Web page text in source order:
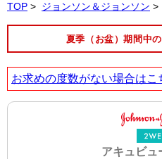
TOP > ジョンソン＆ジョンソン >
夏季（お盆）期間中
お求めの度数がない場合はこ
アキュビュ